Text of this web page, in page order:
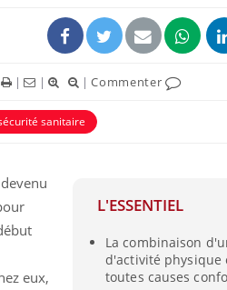
| | |Commenter
sanitaire
L'ESSENTIEL
La combinaison
d'activité physique
toutes causes
eux,
irritabilité, brouillard mental ou
alopécie… Les symptômes de la
en fer sont multiples ce qui